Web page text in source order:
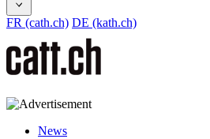
FR (cath.ch) DE (kath.ch)
News